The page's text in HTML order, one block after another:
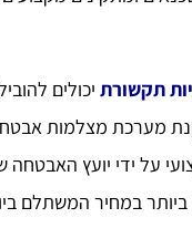
תקשורת יכולים
מערכת מצלמות
על ידי יועץ האבטחה
ביותר במחיר המשתלם